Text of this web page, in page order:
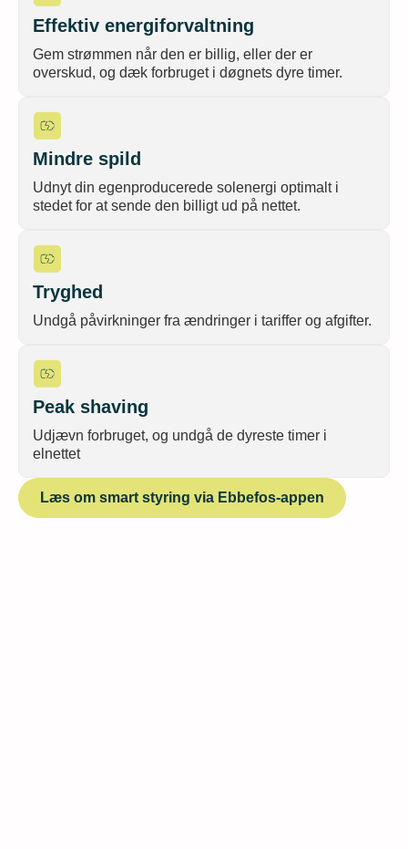
Effektiv energiforvaltning
Gem strømmen når den er billig, eller der er
overskud, og dæk forbruget i døgnets dyre timer.
Mindre spild
Udnyt din egenproducerede solenergi optimalt i
stedet for at sende den billigt ud på nettet.
Tryghed
Undgå påvirkninger fra ændringer i tariffer og afgifter.
Peak shaving
Udjævn forbruget, og undgå de dyreste timer i
elnettet
Læs om smart styring via Ebbefos-appen